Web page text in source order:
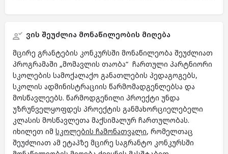
ვის შეუძლია მონაწილეობის მიღება
მცირე გრანტების კონკურსში მონაწილეობა შეუძლიათ
პროგრამაში „მომავლის თაობა“ ჩართული პარტნიორი
სკოლების სამოქალაქო განათლების პედაგოგებს,
სკოლის ადმინისტრაციის წარმომადგენლებსა და
მოსწავლეებს. წარმოდგენილი პროექტი უნდა
უზრუნველყოფდეს პროექტის განმახორციელებელი
კლასის მოსწავლეთა მაქსიმალურ ჩართულობას.
იხილეთ იმ სკოლების ჩამონათვალი, რომელთაც
შეუძლიათ ამ ეტაპზე მცირე საგრანტო კონკურსში